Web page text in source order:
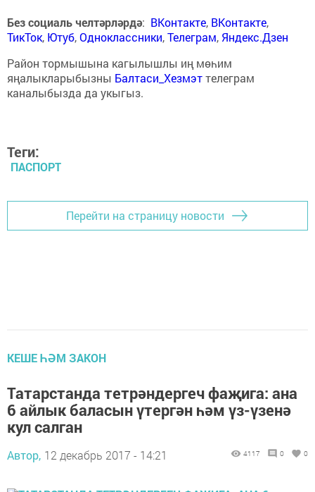
Без социаль челтәрләрдә: ВКонтакте, ВКонтакте,
ТикТок, Ютуб,Одноклассники,Телеграм, Яндекс.Дзен
Район тормышына кагылышлы иң мөһим
яңалыкларыбызны Балтаси_Хезмэттелеграм
каналыбызда да укыгыз.
Теги:
ПАСПОРТ
Перейти на страницу новости
КЕШЕ ҺӘМ ЗАКОН
Татарстанда тетрәндергеч фаҗига: ана
6 айлык баласын үтергән һәм үз-үзенә
кул салган
Автор, 12 декабрь 2017 - 14:21 4117 0 0